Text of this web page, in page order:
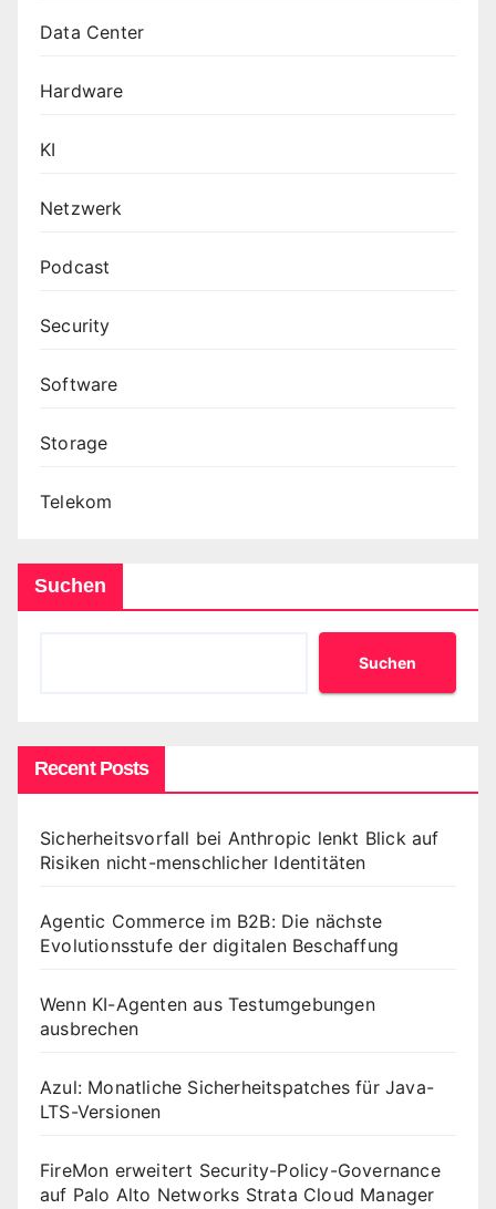
Data Center
Hardware
KI
Netzwerk
Podcast
Security
Software
Storage
Telekom
Suchen
Suchen
Recent Posts
Sicherheitsvorfall bei Anthropic lenkt Blick auf
Risiken nicht-menschlicher Identitäten
Agentic Commerce im B2B: Die nächste
Evolutionsstufe der digitalen Beschaffung
Wenn KI-Agenten aus Testumgebungen
ausbrechen
Azul: Monatliche Sicherheitspatches für Java-
LTS-Versionen
FireMon erweitert Security-Policy-Governance
auf Palo Alto Networks Strata Cloud Manager